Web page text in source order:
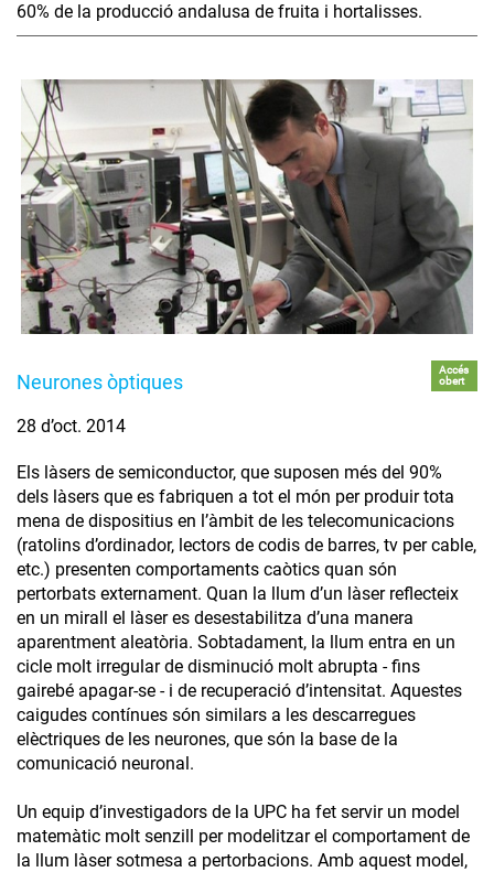
60% de la producció andalusa de fruita i hortalisses.
Neurones òptiques
Accés
obert
28 d’oct. 2014
Els làsers de semiconductor, que suposen més del 90%
dels làsers que es fabriquen a tot el món per produir tota
mena de dispositius en l’àmbit de les telecomunicacions
(ratolins d’ordinador, lectors de codis de barres, tv per cable,
etc.) presenten comportaments caòtics quan són
pertorbats externament. Quan la llum d’un làser reflecteix
en un mirall el làser es desestabilitza d’una manera
aparentment aleatòria. Sobtadament, la llum entra en un
cicle molt irregular de disminució molt abrupta - fins
gairebé apagar-se - i de recuperació d’intensitat. Aquestes
caigudes contínues són similars a les descarregues
elèctriques de les neurones, que són la base de la
comunicació neuronal.
Un equip d’investigadors de la UPC ha fet servir un model
matemàtic molt senzill per modelitzar el comportament de
la llum làser sotmesa a pertorbacions. Amb aquest model,